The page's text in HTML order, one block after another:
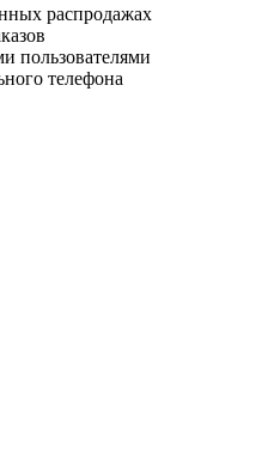
распродажах
пользователями
телефона